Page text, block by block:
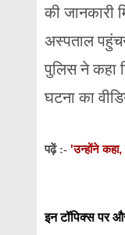
की जानकारी
अस्पताल
पुलिस ने कहा
घटना का
पढ़ें :- 'उन्होंने
इन टॉपिक्स पर